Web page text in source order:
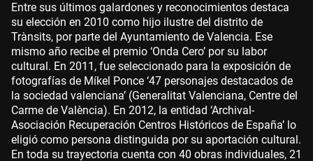
Entre sus últimos galardones y reconocimientos destaca
su elección en 2010 como hijo ilustre del distrito de
Trànsits, por parte del Ayuntamiento de Valencia. Ese
mismo año recibe el premio ‘Onda Cero’ por su labor
cultural. En 2011, fue seleccionado para la exposición de
fotografías de Míkel Ponce ‘47 personajes destacados de
la sociedad valenciana’ (Generalitat Valenciana, Centre del
Carme de València). En 2012, la entidad ‘Archival-
Asociación Recuperación Centros Históricos de España’ lo
eligió como persona distinguida por su aportación cultural.
En toda su trayectoria cuenta con 40 obras individuales, 21